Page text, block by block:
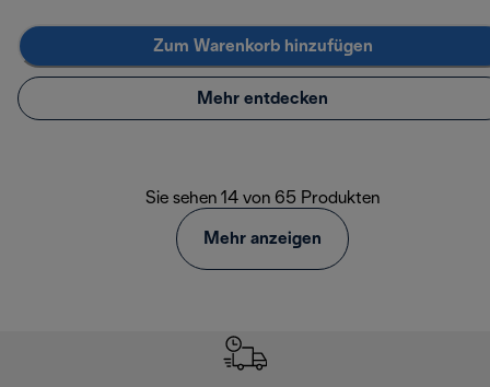
Zum Warenkorb hinzufügen
Mehr entdecken
Sie sehen 14 von 65 Produkten
Mehr anzeigen